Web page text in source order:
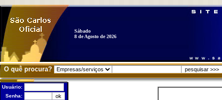
Sábado
8 de Agosto de 2026
O quê procura?
Usuário:
Senha: